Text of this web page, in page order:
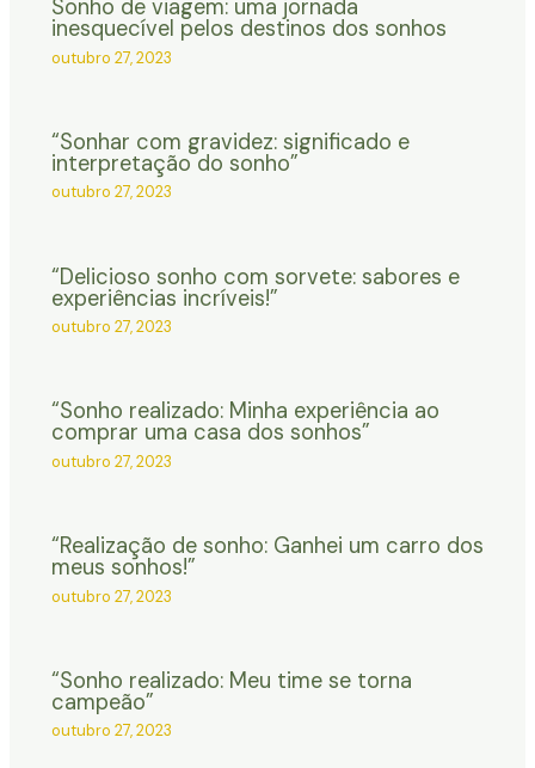
Sonho de viagem: uma jornada
inesquecível pelos destinos dos sonhos
outubro 27, 2023
“Sonhar com gravidez: significado e
interpretação do sonho”
outubro 27, 2023
“Delicioso sonho com sorvete: sabores e
experiências incríveis!”
outubro 27, 2023
“Sonho realizado: Minha experiência ao
comprar uma casa dos sonhos”
outubro 27, 2023
“Realização de sonho: Ganhei um carro dos
meus sonhos!”
outubro 27, 2023
“Sonho realizado: Meu time se torna
campeão”
outubro 27, 2023